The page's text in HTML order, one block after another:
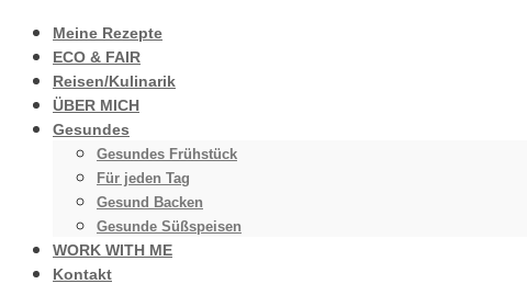
Meine Rezepte
ECO & FAIR
Reisen/Kulinarik
ÜBER MICH
Gesundes
Gesundes Frühstück
Für jeden Tag
Gesund Backen
Gesunde Süßspeisen
WORK WITH ME
Kontakt